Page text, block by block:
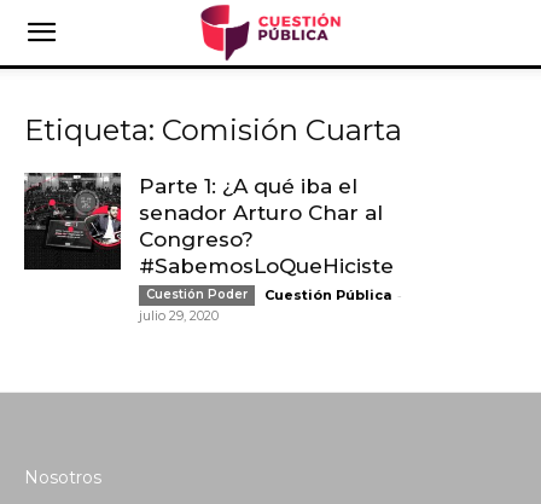
Etiqueta: Comisión Cuarta
Parte 1: ¿A qué iba el
senador Arturo Char al
Congreso?
#SabemosLoQueHiciste
Cuestión Poder Cuestión Pública -
julio 29, 2020
Nosotros